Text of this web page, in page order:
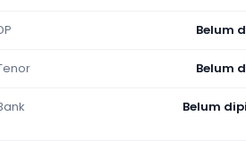
Belum
Belum
Belum